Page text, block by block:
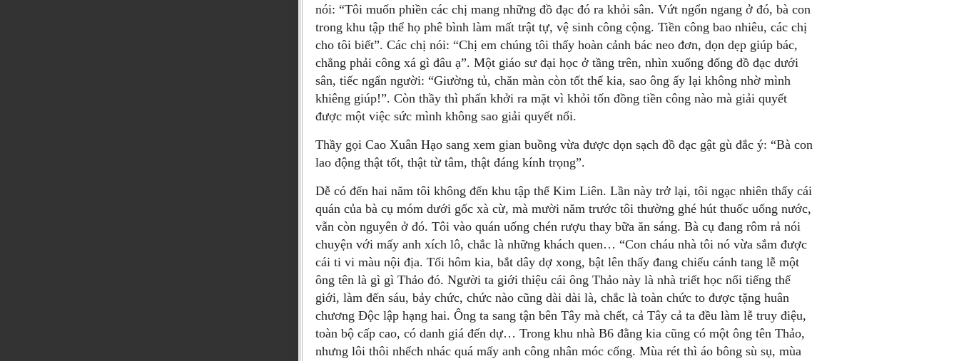
nói: “Tôi muốn phiền các chị mang những đồ đạc đó ra khỏi sân. Vứt ngổn ngang ở đó, bà con
trong khu tập thể họ phê bình làm mất trật tự, vệ sinh công cộng. Tiền công bao nhiêu, các chị
cho tôi biết”. Các chị nói: “Chị em chúng tôi thấy hoàn cảnh bác neo đơn, dọn dẹp giúp bác,
chẳng phải công xá gì đâu ạ”. Một giáo sư đại học ở tầng trên, nhìn xuống đống đồ đạc dưới
sân, tiếc ngẩn người: “Giường tủ, chăn màn còn tốt thế kia, sao ông ấy lại không nhờ mình
khiêng giúp!”. Còn thầy thì phấn khởi ra mặt vì khỏi tốn đồng tiền công nào mà giải quyết
được một việc sức mình không sao giải quyết nổi.
Thầy gọi Cao Xuân Hạo sang xem gian buồng vừa được dọn sạch đồ đạc gật gù đắc ý: “Bà con
lao động thật tốt, thật từ tâm, thật đáng kính trọng”.
Dễ có đến hai năm tôi không đến khu tập thể Kim Liên. Lần này trở lại, tôi ngạc nhiên thấy cái
quán của bà cụ móm dưới gốc xà cừ, mà mười năm trước tôi thường ghé hút thuốc uống nước,
vẫn còn nguyên ở đó. Tôi vào quán uống chén rượu thay bữa ăn sáng. Bà cụ đang rôm rả nói
chuyện với mấy anh xích lô, chắc là những khách quen… “Con cháu nhà tôi nó vừa sắm được
cái ti vi màu nội địa. Tối hôm kia, bắt dây dợ xong, bật lên thấy đang chiếu cánh tang lễ một
ông tên là gì gì Thảo đó. Người ta giới thiệu cái ông Thảo này là nhà triết học nổi tiếng thế
giới, làm đến sáu, bảy chức, chức nào cũng dài dài là, chắc là toàn chức to được tặng huân
chương Độc lập hạng hai. Ông ta sang tận bên Tây mà chết, cả Tây cả ta đều làm lễ truy điệu,
toàn bộ cấp cao, có danh giá đến dự… Trong khu nhà B6 đằng kia cũng có một ông tên Thảo,
nhưng lôi thôi nhếch nhác quá mấy anh công nhân móc cống. Mùa rét thì áo bông sù sụ, mùa